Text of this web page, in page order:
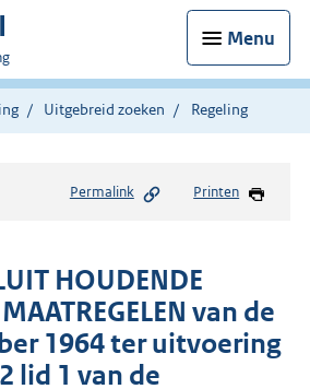
Menu
Uitgebreid zoeken Regeling
Permalink Printen
HOUDENDE
van de
1964 ter uitvoering
lid 1 van de